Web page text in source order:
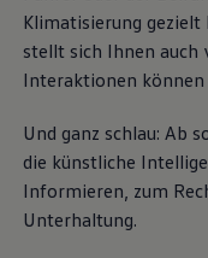
Volkswagen
Klimatisierung gezielt
stellt sich Ihnen
Interaktionen
Und ganz schlau: Ab
die künstliche
Informieren, zum
Unterhaltung.